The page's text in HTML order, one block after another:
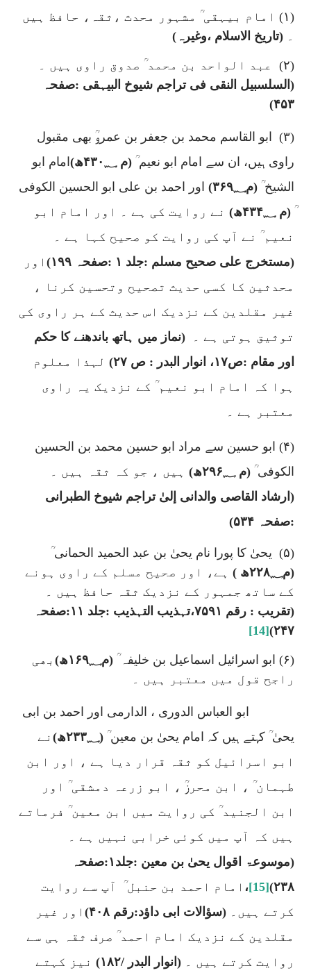
(۱) امام بیہقی ؒ مشہور محدث ،ثقہ، حافظ ہیں
۔ (تاریخ الاسلام ،وغیرہ)
(۲)
عبد الواحد بن محمد ؒ صدوق راوی ہیں ۔
(السلسبیل النقی فی تراجم شیوخ البیہقی :صفحہ
۴۵۳)
(۳)
ابو القاسم محمد بن جعفر بن عمروؒ بھی مقبول
راوی ہیں، ان سے امام ابو نعیم ؒ (م ۴۳۰؁ھ)
امام ابو
الشیخ ؒ (م۳۶۹؁)
اور احمد بن علی ابو الحسین الکوفی
(م ۴۳۴؁ھ)
نے روایت کی ہے ۔ اور امام ابو
نعیم ؒ نے آپ کی روایت کو صحیح کہا ہے ۔
(مستخرج علی صحیح مسلم :جلد ۱ :صفحہ ۱۹۹)
اور
محدثین کا کسی حدیث تصحیح وتحسین کرنا ،
غیر مقلدین کے نزدیک اس حدیث کے ہر راوی کی
توثیق ہوتی ہے ۔
(نماز میں ہاتھ باندھنے کا حکم
اور مقام :ص۱۷، انوار البدر : ص ۲۷)
لہذا معلوم
ہوا کہ امام ابو نعیم ؒ کے نزدیک یہ راوی
معتبر ہے ۔
(۴) ابو حسین سے مراد ابو حسین محمد بن الحسین
الکوفی ؒ (م ۲۹۶؁ھ)
ہیں ، جو کہ ثقہ ہیں ۔
( ارشاد القاصی والدانی إلیٰ تراجم شیوخ الطبرانی
:صفحہ ۵۳۴)
(۵)
یحیٰ کا پورا نام یحیٰ بن عبد الحمید الحمانی ؒ
(م۲۲۸؁ھ )
ہے، اور صحیح مسلم کے راوی ہونے
کے ساتھ جمہور کے نزدیک ثقہ حافظ ہیں ۔
(تقریب : رقم ۷۵۹۱،تہذیب التہذیب :جلد ۱۱:صفحہ
۲۴۷) [14]
(۶) ابو اسرائیل اسماعیل بن خلیفہ ؒ (م۱۶۹؁ھ)
بھی
راجح قول میں معتبر ہیں ۔
ابو العباس الدوری ، الدارمی اور احمد بن ابی
یحیٰ ؒ کہتے ہیں کہ امام یحیٰ بن معین ؒ (۲۳۳؁ھ)
نے
ابو اسرائیل کو ثقہ قرار دیا ہے ، اور ابن
طہمان ؒ ، ابن محرزؒ ، ابو زرعہ دمشقی ؒ اور
ابن الجنید ؒ کی روایت میں ابن معین ؒ فرماتے
ہیں کہ آپ میں کوئی خرابی نہیں ہے ۔
(موسوعۃ اقوال یحیٰ بن معین :جلد۱:صفحہ
۲۳۸) [15]، امام احمد بن حنبل ؒ
آپ سے روایت
کرتے ہیں۔ (سؤالات ابی داؤد:رقم ۴۰۸)
اور غیر
مقلدین کے نزدیک امام احمد ؒ صرف ثقہ ہی سے
روایت کرتے ہیں ۔ (انوار البدر /۱۸۲) نیز کہتے